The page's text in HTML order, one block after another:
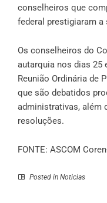
conselheiros que
federal prestigiaram a
Os conselheiros do
autarquia nos dias 25
Reunião Ordinária de
que são debatidos
administrativas, além
resoluções.
FONTE: ASCOM
Posted in Noticias